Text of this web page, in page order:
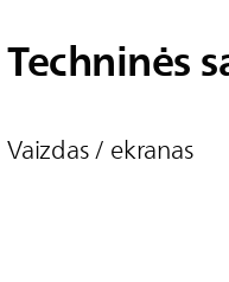
Techninės
Vaizdas / ekranas